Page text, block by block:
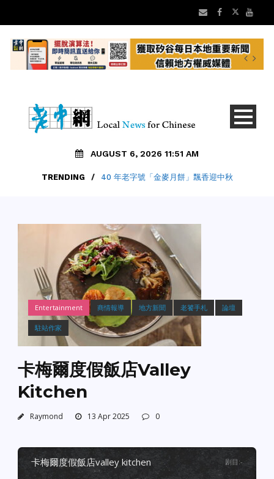
AUGUST 6, 2026 11:51 AM
TRENDING / 40 年老字號「金麥月餅」飄香迎中秋
TRENDING 【矽谷早安】8/6 灣區老中地方新聞摘要
Entertainment 商情報導 地方新聞 老饕手札 論壇
駐站作家
卡梅爾度假飯店Valley
Kitchen
Raymond 13 Apr 2025 0
卡梅爾度假飯店valley kitchen 剧目 :-